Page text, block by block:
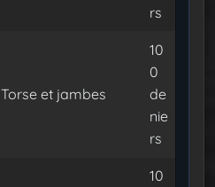
rs
Torse et jambes
10
0
de
nie
rs
10